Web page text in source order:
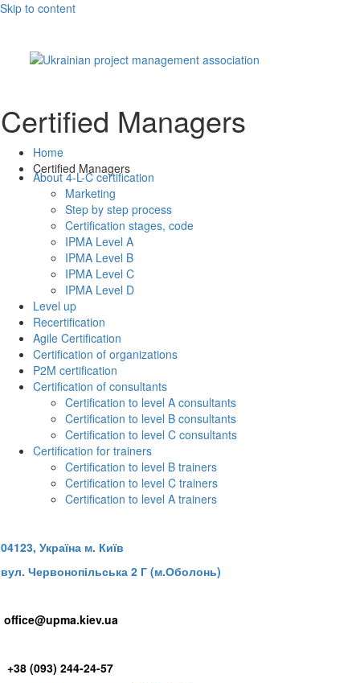
Skip to content
Certified Managers
Home
Certified Managers
About 4-L-C certification
Marketing
Step by step process
Certification stages, code
IPMA Level A
IPMA Level B
IPMA Level C
IPMA Level D
Level up
Recertification
Agile Certification
Certification of organizations
P2M certification
Certification of consultants
Certification to level A consultants
Certification to level B consultants
Certification to level C consultants
Certification for trainers
Certification to level B trainers
Certification to level C trainers
Certification to level A trainers
04123, Україна м. Київ
вул. Червонопільська 2 Г (м.Оболонь)
office@upma.kiev.ua
+38 (093) 244-24-57